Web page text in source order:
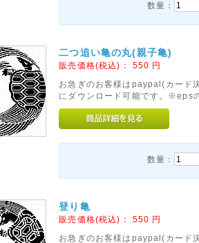
数量：
二つ追い亀の丸(親子亀)
販売価格(税込)： 550 円
お急ぎのお客様はpaypal(カード
にダウンロード可能です。※eps
数量：
登り亀
販売価格(税込)： 550 円
お急ぎのお客様はpaypal(カード